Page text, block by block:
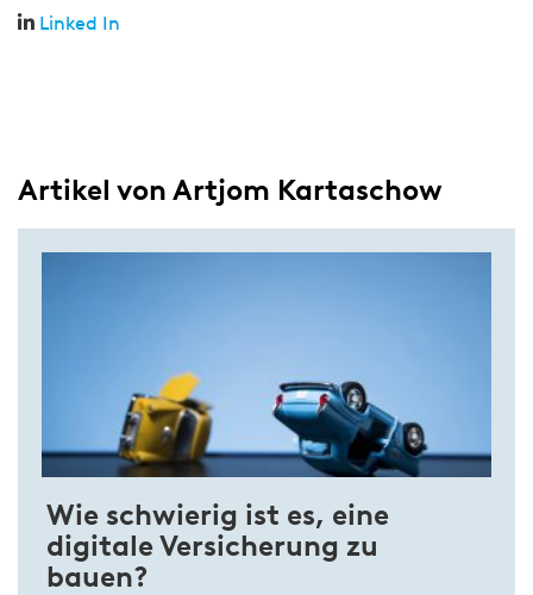
Linked In
Artikel von Artjom Kartaschow
Wie schwierig ist es, eine
digitale Versicherung zu
bauen?